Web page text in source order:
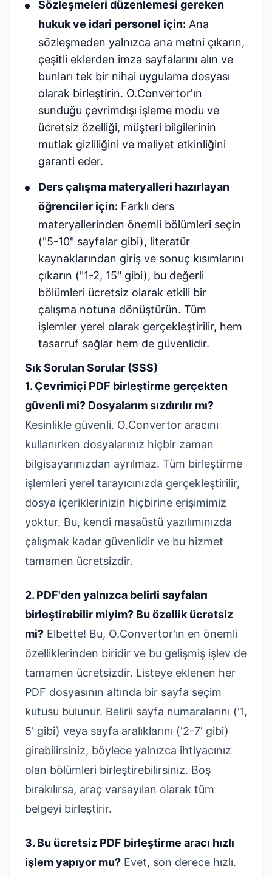
Sözleşmeleri düzenlemesi gereken
hukuk ve idari personel için: Ana
sözleşmeden yalnızca ana metni çıkarın,
çeşitli eklerden imza sayfalarını alın ve
bunları tek bir nihai uygulama dosyası
olarak birleştirin. O.Convertor'ın
sunduğu çevrimdışı işleme modu ve
ücretsiz özelliği, müşteri bilgilerinin
mutlak gizliliğini ve maliyet etkinliğini
garanti eder.
Ders çalışma materyalleri hazırlayan
öğrenciler için: Farklı ders
materyallerinden önemli bölümleri seçin
("5-10" sayfalar gibi), literatür
kaynaklarından giriş ve sonuç kısımlarını
çıkarın ("1-2, 15" gibi), bu değerli
bölümleri ücretsiz olarak etkili bir
çalışma notuna dönüştürün. Tüm
işlemler yerel olarak gerçekleştirilir, hem
tasarruf sağlar hem de güvenlidir.
Sık Sorulan Sorular (SSS)
1. Çevrimiçi PDF birleştirme gerçekten
güvenli mi? Dosyalarım sızdırılır mı?
Kesinlikle güvenli. O.Convertor aracını
kullanırken dosyalarınız hiçbir zaman
bilgisayarınızdan ayrılmaz. Tüm birleştirme
işlemleri yerel tarayıcınızda gerçekleştirilir,
dosya içeriklerinizin hiçbirine erişimimiz
yoktur. Bu, kendi masaüstü yazılımınızda
çalışmak kadar güvenlidir ve bu hizmet
tamamen ücretsizdir.
2. PDF'den yalnızca belirli sayfaları
birleştirebilir miyim? Bu özellik ücretsiz
mi? Elbette! Bu, O.Convertor'ın en önemli
özelliklerinden biridir ve bu gelişmiş işlev de
tamamen ücretsizdir. Listeye eklenen her
PDF dosyasının altında bir sayfa seçim
kutusu bulunur. Belirli sayfa numaralarını ('1,
5' gibi) veya sayfa aralıklarını ('2-7' gibi)
girebilirsiniz, böylece yalnızca ihtiyacınız
olan bölümleri birleştirebilirsiniz. Boş
bırakılırsa, araç varsayılan olarak tüm
belgeyi birleştirir.
3. Bu ücretsiz PDF birleştirme aracı hızlı
işlem yapıyor mu? Evet, son derece hızlı.